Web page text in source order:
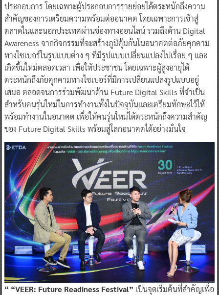
ประกอบการ โดยเฉพาะผู้ประกอบการรายย่อยได้ตระหนักถึงความ
สำคัญของการเตรียมความพร้อมต่ออนาคต โดยเฉพาะการเข้าสู่
ตลาดในและนอกประเทศผ่านช่องทางออนไลน์ รวมถึงด้าน Digital
Awareness จากกิจกรรมที่จะสร้างภูมิคุ้มกันในอนาคตต่อภัยคุกคาม
ทางไซเบอร์ในรูปแบบต่าง ๆ ที่มีรูปแบบเปลี่ยนแปลงไปเรื่อย ๆ และ
เกิดขึ้นใหม่ตลอดเวลา เพื่อให้ประชาชน โดยเฉพาะผู้สูงอายุได้
ตระหนักถึงภัยคุกคามทางไซเบอร์ที่มีการเปลี่ยนแปลงรูปแบบอยู่
เสมอ ตลอดจนการร่วมพัฒนาด้าน Future Digital Skills ที่จำเป็น
สำหรับคนรุ่นใหม่ในการทำงานทั้งในปัจจุบันและเตรียมทักษะไว้ให้
พร้อมทำงานในอนาคต เพื่อให้คนรุ่นใหม่ได้ตระหนักถึงความสำคัญ
ของ Future Digital Skills พร้อมสู่โลกอนาคตได้อย่างมั่นใจ
“ “VEER: Future Readiness Festival” เป็นจุดเริ่มต้นที่สำคัญเพื่อ